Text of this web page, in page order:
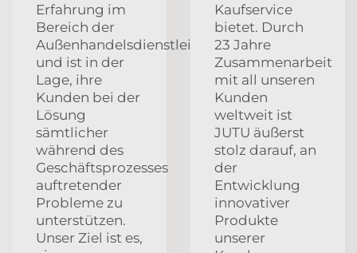
Erfahrung im
Bereich der
Außenhandelsdienstleistungen
und ist in der
Lage, ihre
Kunden bei der
Lösung
sämtlicher
während des
Geschäftsprozesses
auftretender
Probleme zu
unterstützen.
Unser Ziel ist es,
Kaufservice
bietet. Durch
23 Jahre
Zusammenarbeit
mit all unseren
Kunden
weltweit ist
JUTU äußerst
stolz darauf, an
der
Entwicklung
innovativer
Produkte
unserer